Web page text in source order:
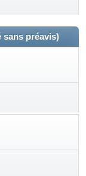
sans préavis)